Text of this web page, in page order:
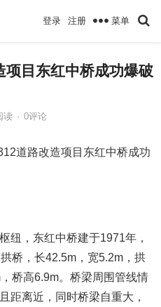
登录 注册 菜单
项目东红中桥成功爆破
读 · 0评论
道路改造项目东红中桥成功
纽，东红中桥建于1971年，
桥，长42.5m，宽5.2m，拱
桥高6.9m。桥梁周围管线情
距离近，同时桥梁自重大，